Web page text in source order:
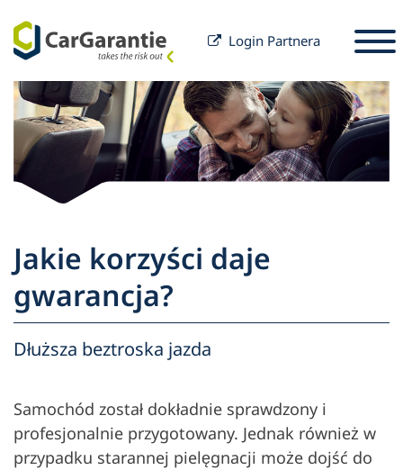
Przejdź do treści
Login Partnera
Wybór kraju Wybierz język
Partnerzy
Właściciel pojazdu
techniczne
Partnerzy
Właściciel pojazdu
Firma
Kariera
Jakie korzyści daje
gwarancja?
Dłuższa beztroska jazda
Samochód został dokładnie sprawdzony i
profesjonalnie przygotowany. Jednak również w
przypadku starannej pielęgnacji może dojść do